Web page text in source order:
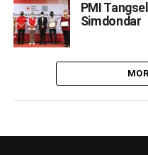
PMI
Simdondar